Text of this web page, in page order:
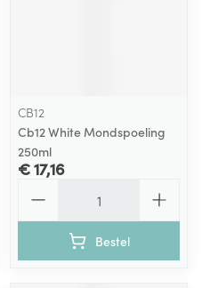
CB12
Cb12 White Mondspoeling
250ml
€ 17,16
Bestel